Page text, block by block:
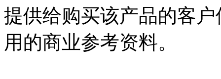
提供给购买该产品的客
用的商业参考资料。